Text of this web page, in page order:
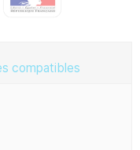
compatibles